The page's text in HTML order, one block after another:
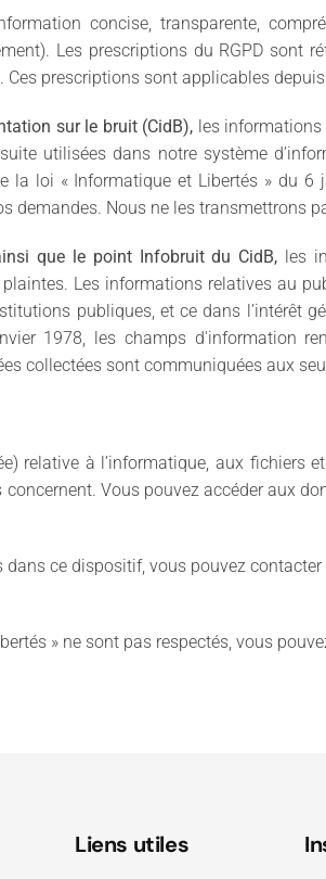
concise, transparente,
Les prescriptions du RGPD sont
prescriptions sont applicables depuis
sur le bruit (CidB), les informations
utilisées dans notre système
loi « Informatique et Libertés » du
demandes. Nous ne les transmettrons
que le point Infobruit du CidB, les
Les informations relatives au
publiques, et ce dans l’intérêt
1978, les champs d'information
collectées sont communiquées aux
à l’informatique, aux fichiers
Vous pouvez accéder aux
ce dispositif, vous pouvez contacter
» ne sont pas respectés, vous
Liens utiles